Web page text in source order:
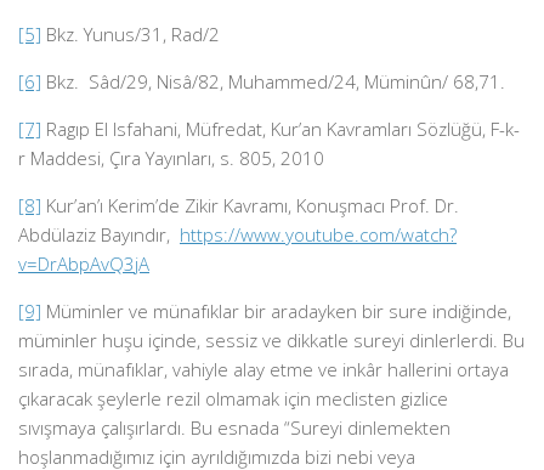
[5] Bkz. Yunus/31, Rad/2
[6] Bkz. Sâd/29, Nisâ/82, Muhammed/24, Müminûn/ 68,71.
[7] Ragıp El Isfahani, Müfredat, Kur’an Kavramları Sözlüğü, F-k-
r Maddesi, Çıra Yayınları, s. 805, 2010
[8] Kur’an’ı Kerim’de Zikir Kavramı, Konuşmacı Prof. Dr.
Abdülaziz Bayındır, https://www.youtube.com/watch?
v=DrAbpAvQ3jA
[9] Müminler ve münafıklar bir aradayken bir sure indiğinde,
müminler huşu içinde, sessiz ve dikkatle sureyi dinlerlerdi. Bu
sırada, münafıklar, vahiyle alay etme ve inkâr hallerini ortaya
çıkaracak şeylerle rezil olmamak için meclisten gizlice
sıvışmaya çalışırlardı. Bu esnada “Sureyi dinlemekten
hoşlanmadığımız için ayrıldığımızda bizi nebi veya